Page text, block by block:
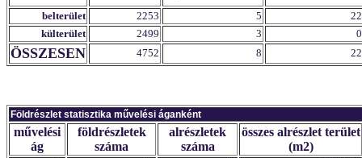
belterület 2253 5
22
külterület
2499 3 0
ÖSSZESEN 4752 8 22
Földrészlet statisztika művelési áganként
művelési
ág
földrészletek
száma
alrészletek
száma
összes alrészlet terület
(m2)